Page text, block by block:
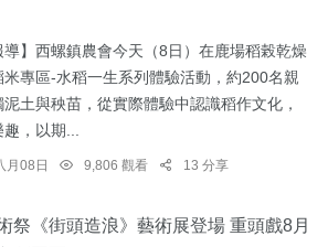
導】西螺鎮農會今天（8日）在鹿場稻榖乾燥
專區-水稻一生系列體驗活動，約200名親
土與秧苗，從實際體驗中認識稻作文化，
，以期...
月08日 9,806 觀看 13 分享